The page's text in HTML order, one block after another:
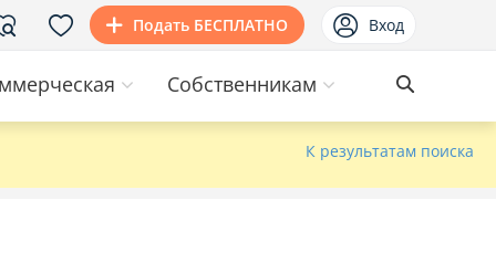
Подать БЕСПЛАТНО Вход
Собственникам
К результатам поиска